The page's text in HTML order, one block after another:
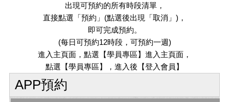
出現可預約的所有時段清單，
直接點選「預約」(點選後出現「取消」)，
即可完成預約。
(每日可預約12時段，可預約一週)
進入主頁面，點選【學員專區】進入主頁面，
點選【學員專區】，進入後【登入會員】
APP預約